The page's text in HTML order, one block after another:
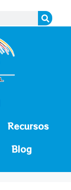
Recursos
Blog